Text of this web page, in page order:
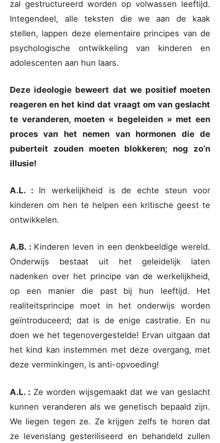
zal gestructureerd worden op volwassen leeftijd.
Integendeel, alle teksten die we aan de kaak
stellen, lappen deze elementaire principes van de
psychologische ontwikkeling van kinderen en
adolescenten aan hun laars.
Deze ideologie beweert dat we positief moeten
reageren en het kind dat vraagt om van geslacht
te veranderen, moeten « begeleiden » met een
proces van het nemen van hormonen die de
puberteit zouden moeten blokkeren; nog zo’n
illusie!
A.L. : In werkelijkheid is de echte steun voor
kinderen om hen te helpen een kritische geest te
ontwikkelen.
A.B. : Kinderen leven in een denkbeeldige wereld.
Onderwijs bestaat uit het geleidelijk laten
nadenken over het principe van de werkelijkheid,
op een manier die past bij hun leeftijd. Het
realiteitsprincipe moet in het onderwijs worden
geïntroduceerd; dat is de enige castratie. En nu
doen we het tegenovergestelde! Ervan uitgaan dat
het kind kan instemmen met deze overgang, met
deze verminkingen, is anti-opvoeding!
A.L. : Ze worden wijsgemaakt dat we van geslacht
kunnen veranderen als we genetisch bepaald zijn.
We liegen tegen ze. Ze krijgen zelfs te horen dat
ze levenslang gesteriliseerd en behandeld zullen